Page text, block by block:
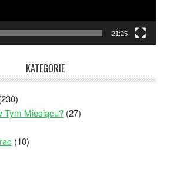
21:25
KATEGORIE
Tym Miesiącu?(27)
(10)